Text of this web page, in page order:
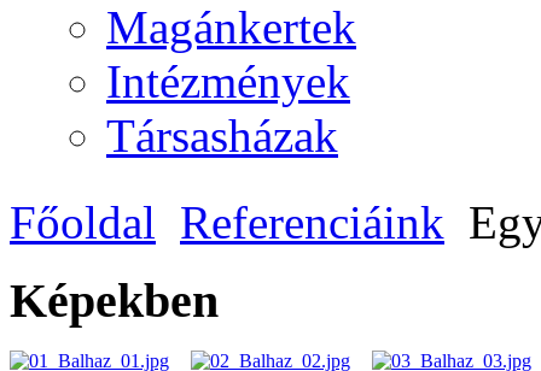
Magánkertek
Intézmények
Társasházak
Főoldal Referenciáink
Képekben